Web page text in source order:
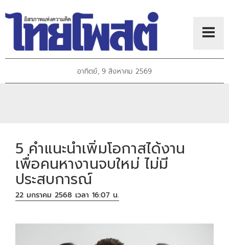
อาทิตย์, 9 สิงหาคม 2569
5 คำแนะนำเพิ่มโอกาสได้งาน
เพื่อคนหางานจบใหม่ ไม่มี
ประสบการณ์
22 มกราคม 2568 เวลา 16:07 น.